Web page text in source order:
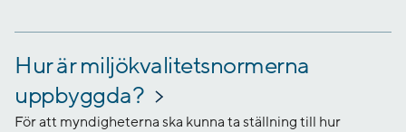
Hur är miljökvalitetsnormerna
uppbyggda?
För att myndigheterna ska kunna ta ställning till hur